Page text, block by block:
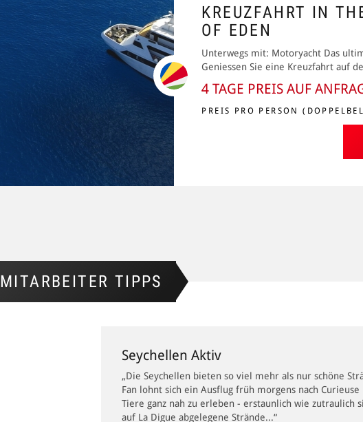
KREUZFAHRT IN
OF EDEN
Unterwegs mit: Motoryacht Das
Geniessen Sie eine Kreuzfahrt auf
4 TAGE PREIS AUF
PREIS PRO PERSON
MITARBEITER TIPPS
Seychellen Aktiv
„Die Seychellen bieten so viel mehr als nur schöne
Fan lohnt sich ein Ausflug früh morgens nach
Tiere ganz nah zu erleben - erstaunlich wie zutraulich
auf La Digue abgelegene Strände...“